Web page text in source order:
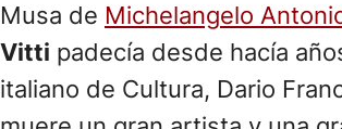
Musa de Michelangelo
Vitti padecía desde hacía
italiano de Cultura, Dario